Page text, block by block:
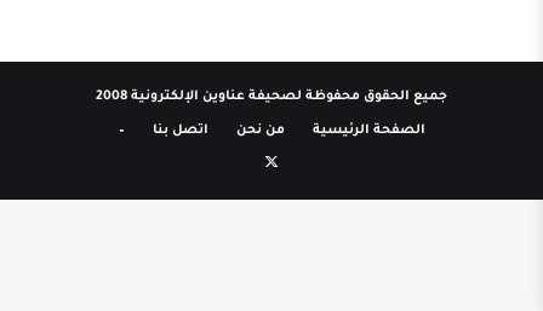
جميع الحقوق محفوظة لصحيفة عناوين الإلكترونية 2008
الصفحة الرئيسية من نحن اتصل بنا –